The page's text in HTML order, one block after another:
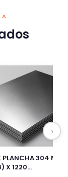
PLANCHA 304 N4
X 1220…
›